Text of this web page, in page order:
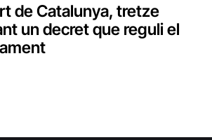
de Catalunya, tretze
un decret que reguli el